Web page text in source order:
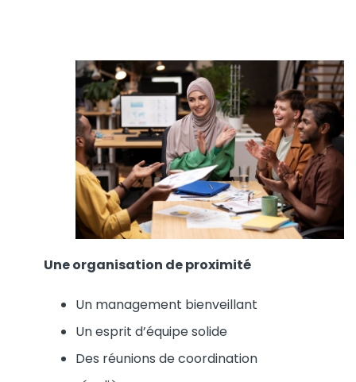
Une organisation de proximité
Un management bienveillant
Un esprit d’équipe solide
Des réunions de coordination